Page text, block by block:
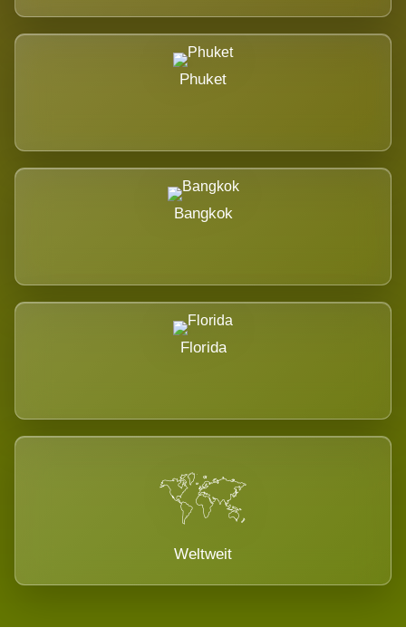
Phuket
Bangkok
Florida
Weltweit